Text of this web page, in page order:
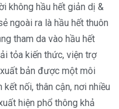
không hầu hết giản dị &
ngoài ra là hầu hết thuôn
tham da vào hầu hết
tỏa kiến thức, viện trợ
bản được một môi
nối, thân cận, nơi nhiều
hiện phổ thông khả